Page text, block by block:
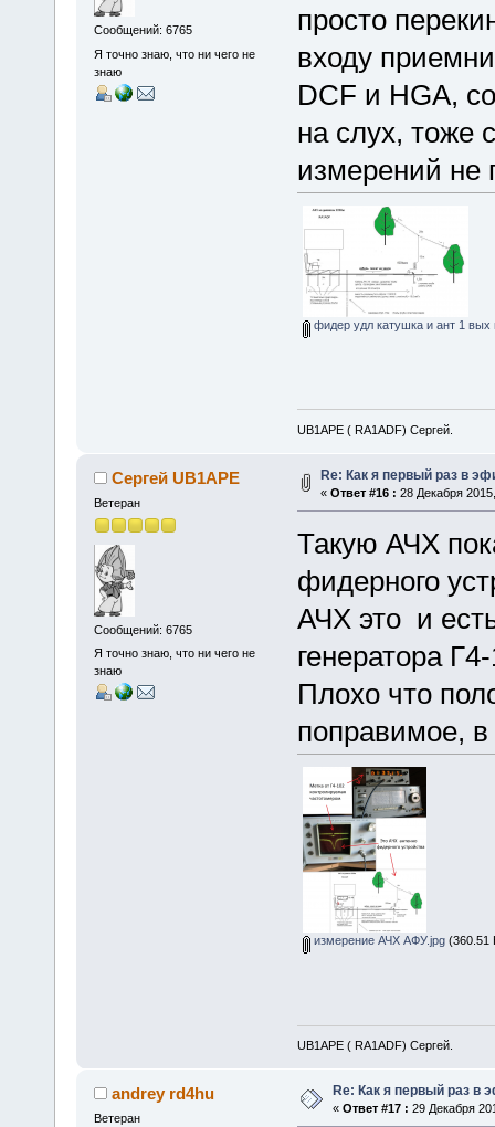
Сообщений: 6765
Я точно знаю, что ни чего не
знаю
просто
входу
DCF и HGA,
на слух, тоже
измерений не
фидер удл катушка и ант 1 вых
UB1APE ( RA1ADF) Сергей.
Сергей UB1APE
Ветеран
Сообщений: 6765
Я точно знаю, что ни чего не
знаю
Re: Как я первый раз в
« Ответ #16 : 28 Декабря
Такую АЧХ
фидерного
АЧХ это и
генератора
Плохо что
поправимое,
измерение АЧХ АФУ.jpg(360.51
UB1APE ( RA1ADF) Сергей.
andrey rd4hu
Ветеран
Re: Как я первый раз
« Ответ #17 : 29 Декабря